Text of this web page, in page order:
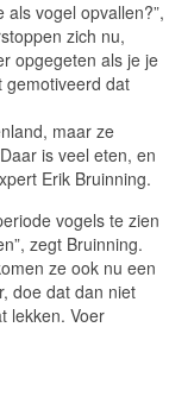
vogel opvallen?”,
zich nu,
opgegeten als je je
gemotiveerd dat
maar ze
is veel eten, en
Erik Bruinning.
vogels te zien
zegt Bruinning.
ze ook nu een
doe dat dan niet
lekken. Voer